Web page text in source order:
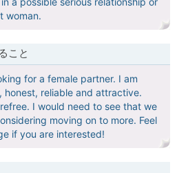
woman.
こと
for a female partner. I am
honest, reliable and attractive.
I would need to see that we
moving on to more. Feel
if you are interested!